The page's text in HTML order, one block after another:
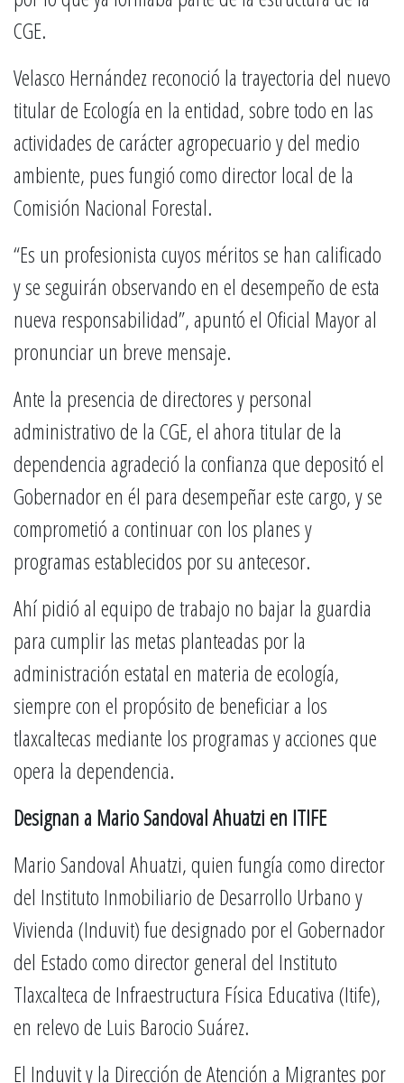
CGE.
Velasco Hernández reconoció la trayectoria del nuevo
titular de Ecología en la entidad, sobre todo en las
actividades de carácter agropecuario y del medio
ambiente, pues fungió como director local de la
Comisión Nacional Forestal.
“Es un profesionista cuyos méritos se han calificado
y se seguirán observando en el desempeño de esta
nueva responsabilidad”, apuntó el Oficial Mayor al
pronunciar un breve mensaje.
Ante la presencia de directores y personal
administrativo de la CGE, el ahora titular de la
dependencia agradeció la confianza que depositó el
Gobernador en él para desempeñar este cargo, y se
comprometió a continuar con los planes y
programas establecidos por su antecesor.
Ahí pidió al equipo de trabajo no bajar la guardia
para cumplir las metas planteadas por la
administración estatal en materia de ecología,
siempre con el propósito de beneficiar a los
tlaxcaltecas mediante los programas y acciones que
opera la dependencia.
Designan a Mario Sandoval Ahuatzi en ITIFE
Mario Sandoval Ahuatzi, quien fungía como director
del Instituto Inmobiliario de Desarrollo Urbano y
Vivienda (Induvit) fue designado por el Gobernador
del Estado como director general del Instituto
Tlaxcalteca de Infraestructura Física Educativa (Itife),
en relevo de Luis Barocio Suárez.
El Induvit y la Dirección de Atención a Migrantes por